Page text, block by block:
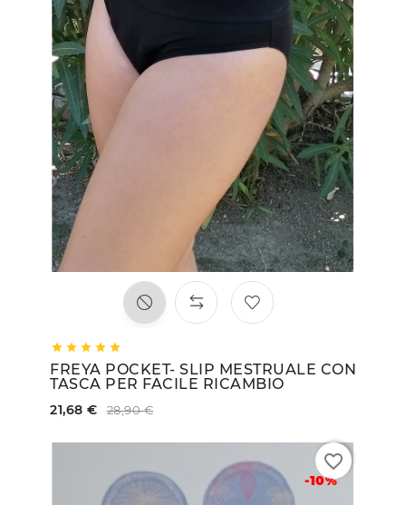
    
FREYA POCKET- SLIP MESTRUALE CON
TASCA PER FACILE RICAMBIO
21,68 € 28,90 €
-10%
favorite_border